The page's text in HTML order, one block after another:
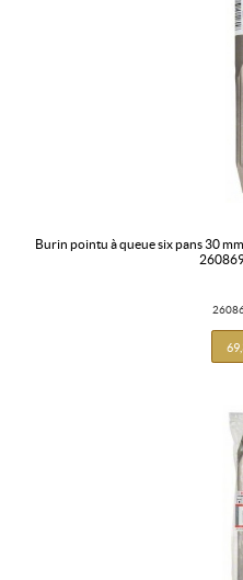
burin pointu à queue six pans 30 mm 400 mm burin pointu, auto-affûtant -